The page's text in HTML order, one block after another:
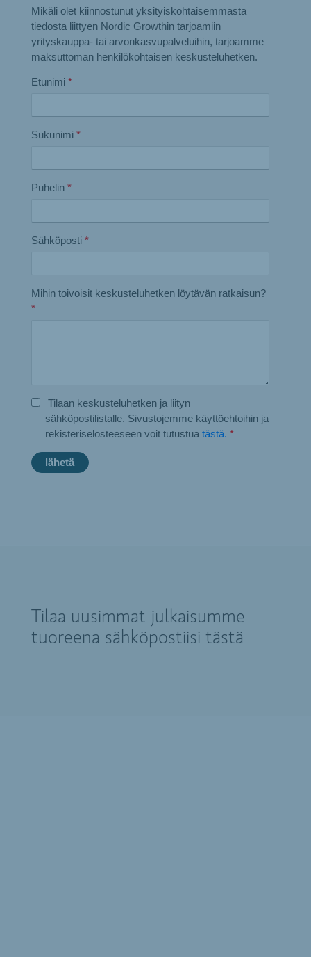
Mikäli olet kiinnostunut yksityiskohtaisemmasta
tiedosta liittyen Nordic Growthin tarjoamiin
yrityskauppa- tai arvonkasvupalveluihin, tarjoamme
maksuttoman henkilökohtaisen keskusteluhetken.
Etunimi *
Sukunimi *
Puhelin *
Sähköposti *
Mihin toivoisit keskusteluhetken löytävän ratkaisun?
*
Tilaan keskusteluhetken ja liityn
sähköpostilistalle. Sivustojemme käyttöehtoihin ja
rekisteriselosteeseen voit tutustua tästä. *
Tilaa uusimmat julkaisumme
tuoreena sähköpostiisi tästä